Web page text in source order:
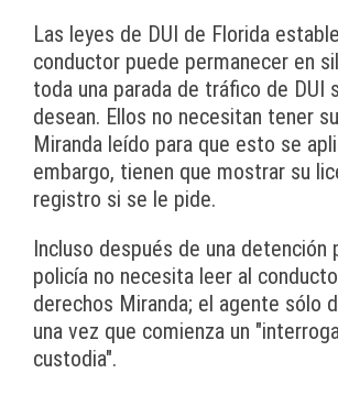
Las leyes de DUI de Florida
conductor puede permanecer en
toda una parada de tráfico de DUI
desean. Ellos no necesitan tener
Miranda leído para que esto se
embargo, tienen que mostrar su
registro si se le pide.
Incluso después de una detención
policía no necesita leer al
derechos Miranda; el agente sólo
una vez que comienza un
custodia".